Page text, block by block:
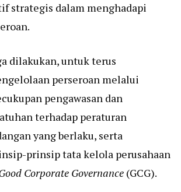
strategis dalam menghadapi
dilakukan, untuk terus
perseroan melalui
pengawasan dan
terhadap peraturan
yang berlaku, serta
prinsip tata kelola perusahaan
Corporate Governance (GCG).